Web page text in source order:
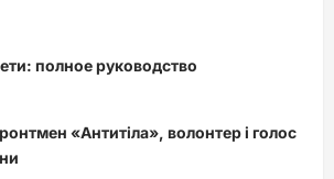
полное руководство
«Антитіла», волонтер і голос